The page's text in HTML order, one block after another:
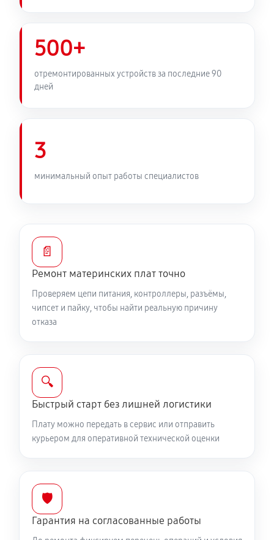
500+
отремонтированных устройств за последние 90
дней
3
минимальный опыт работы специалистов
📄
Ремонт материнских плат точно
Проверяем цепи питания, контроллеры, разъёмы,
чипсет и пайку, чтобы найти реальную причину
отказа
🔍
Быстрый старт без лишней логистики
Плату можно передать в сервис или отправить
курьером для оперативной технической оценки
🛡️
Гарантия на согласованные работы